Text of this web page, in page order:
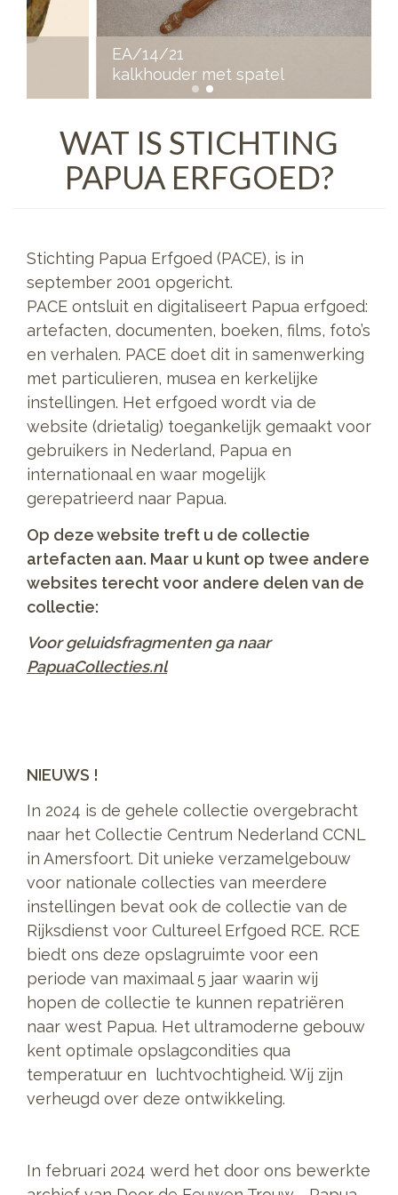
EA/14/21
kalkhouder met spatel
WAT IS STICHTING
PAPUA ERFGOED?
Stichting Papua Erfgoed (PACE), is in
september 2001 opgericht.
PACE ontsluit en digitaliseert Papua erfgoed:
artefacten, documenten, boeken, films, foto’s
en verhalen. PACE doet dit in samenwerking
met particulieren, musea en kerkelijke
instellingen. Het erfgoed wordt via de
website (drietalig) toegankelijk gemaakt voor
gebruikers in Nederland, Papua en
internationaal en waar mogelijk
gerepatrieerd naar Papua.
Op deze website treft u de collectie
artefacten aan. Maar u kunt op twee andere
websites terecht voor andere delen van de
collectie:
Voor geluidsfragmenten ga naar
PapuaCollecties.nl
NIEUWS !
In 2024 is de gehele collectie overgebracht
naar het Collectie Centrum Nederland CCNL
in Amersfoort. Dit unieke verzamelgebouw
voor nationale collecties van meerdere
instellingen bevat ook de collectie van de
Rijksdienst voor Cultureel Erfgoed RCE. RCE
biedt ons deze opslagruimte voor een
periode van maximaal 5 jaar waarin wij
hopen de collectie te kunnen repatriëren
naar west Papua. Het ultramoderne gebouw
kent optimale opslagcondities qua
temperatuur en luchtvochtigheid. Wij zijn
verheugd over deze ontwikkeling.
In februari 2024 werd het door ons bewerkte